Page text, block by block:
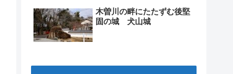
木曽川の畔にたたずむ後堅
固の城 犬山城